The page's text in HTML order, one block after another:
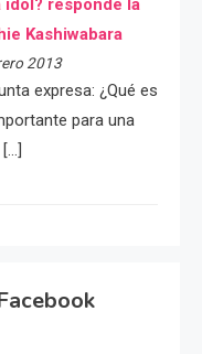
idol? responde la
Kashiwabara
2013
expresa: ¿Qué es
para una